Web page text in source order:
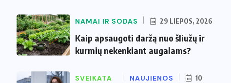
NAMAI IR SODAS 29 LIEPOS, 2026
Kaip apsaugoti daržą nuo šliužų ir
kurmių nekenkiant augalams?
SVEIKATA
NAUJIENOS
10